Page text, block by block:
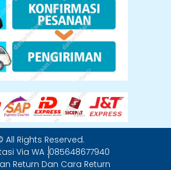
All Rights Reserved.
Via WA :085648677940
Return Dan Cara Return